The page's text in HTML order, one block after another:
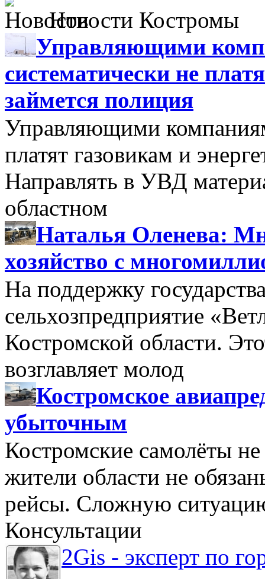
Новости Костромы
Управляющими
систематически не
займется полиция
Управляющими
платят газовикам и
Направлять в УВД
областном
Наталья Оленева:
хозяйство с
На поддержку
сельхозпредприятие
Костромской области.
возглавляет молод
Костромское
убыточным
Костромские самолёты
жители области не
рейсы. Сложную
Консультации
2Gis - эксперт по